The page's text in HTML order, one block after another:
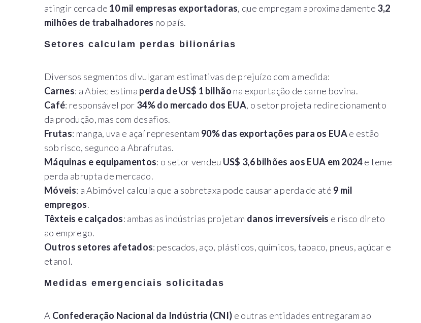
atingir cerca de 10 mil empresas exportadoras, que empregam aproximadamente 3,2
milhões de trabalhadores no país.
Setores calculam perdas bilionárias
Diversos segmentos divulgaram estimativas de prejuízo com a medida:
Carnes: a Abiec estima perda de US$ 1 bilhão na exportação de carne bovina.
Café: responsável por 34% do mercado dos EUA, o setor projeta redirecionamento
da produção, mas com desafios.
Frutas: manga, uva e açaí representam 90% das exportações para os EUAe estão
sob risco, segundo a Abrafrutas.
Máquinas e equipamentos: o setor vendeu US$ 3,6 bilhões aos EUA em 2024e teme
perda abrupta de mercado.
Móveis: a Abimóvel calcula que a sobretaxa pode causar a perda de até 9 mil
empregos.
Têxteis e calçados: ambas as indústrias projetam danos irreversíveis e risco direto
ao emprego.
Outros setores afetados: pescados, aço, plásticos, químicos, tabaco, pneus, açúcar e
etanol.
Medidas emergenciais solicitadas
A Confederação Nacional da Indústria (CNI) e outras entidades entregaram ao